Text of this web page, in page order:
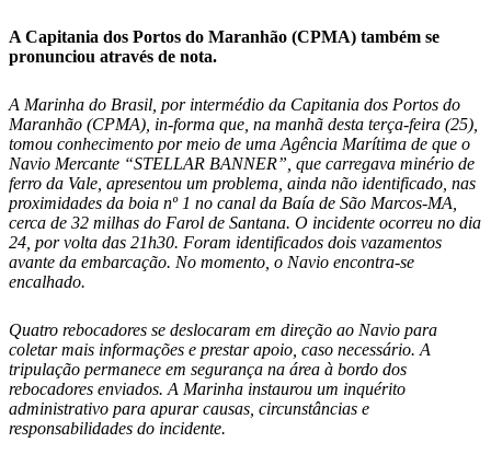
A Capitania dos Portos do Maranhão (CPMA) também se
pronunciou através de nota.
A Marinha do Brasil, por intermédio da Capitania dos Portos do
Maranhão (CPMA), in-forma que, na manhã desta terça-feira (25),
tomou conhecimento por meio de uma Agência Marítima de que o
Navio Mercante “STELLAR BANNER”, que carregava minério de
ferro da Vale, apresentou um problema, ainda não identificado, nas
proximidades da boia nº 1 no canal da Baía de São Marcos-MA,
cerca de 32 milhas do Farol de Santana. O incidente ocorreu no dia
24, por volta das 21h30. Foram identificados dois vazamentos
avante da embarcação. No momento, o Navio encontra-se
encalhado.
Quatro rebocadores se deslocaram em direção ao Navio para
coletar mais informações e prestar apoio, caso necessário. A
tripulação permanece em segurança na área à bordo dos
rebocadores enviados. A Marinha instaurou um inquérito
administrativo para apurar causas, circunstâncias e
responsabilidades do incidente.